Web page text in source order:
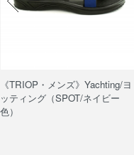
《TRIOP・メンズ》Yachting/ヨ
ッティング（SPOT/ネイビー
色）